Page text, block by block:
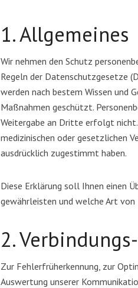
1. Allgemeines
Wir nehmen den Schutz
Regeln der Datenschutzgesetze
werden nach bestem Wissen und
Maßnahmen geschützt.
Weitergabe an Dritte erfolgt
medizinischen oder gesetzlichen
ausdrücklich zugestimmt haben.
Diese Erklärung soll Ihnen einen
gewährleisten und welche Art
2.
Zur Fehlerfrüherkennung, zur
Auswertung unserer